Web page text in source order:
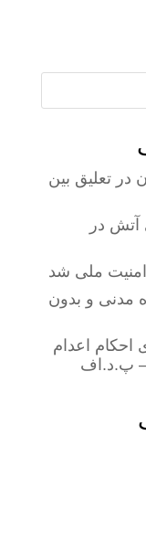
در تعلیق بین
آتش در
ملی شد
مدنی و بدون
احکام اعدام
– پ.د.اف